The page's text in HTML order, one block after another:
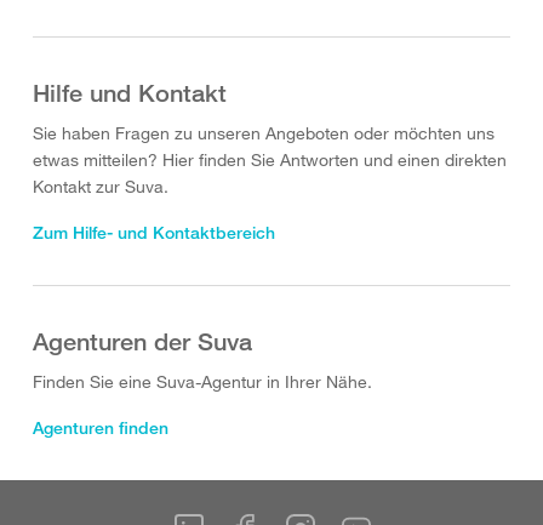
Hilfe und Kontakt
Sie haben Fragen zu unseren Angeboten oder möchten uns
etwas mitteilen? Hier finden Sie Antworten und einen direkten
Kontakt zur Suva.
Zum Hilfe- und Kontaktbereich
Agenturen der Suva
Finden Sie eine Suva-Agentur in Ihrer Nähe.
Agenturen finden